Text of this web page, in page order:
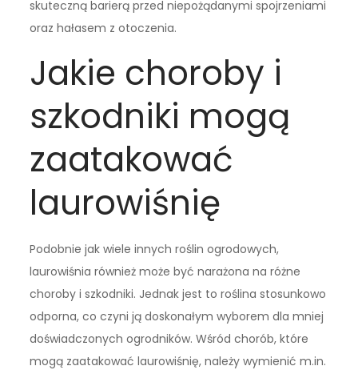
skuteczną barierą przed niepożądanymi spojrzeniami
oraz hałasem z otoczenia.
Jakie choroby i
szkodniki mogą
zaatakować
laurowiśnię
Podobnie jak wiele innych roślin ogrodowych,
laurowiśnia również może być narażona na różne
choroby i szkodniki. Jednak jest to roślina stosunkowo
odporna, co czyni ją doskonałym wyborem dla mniej
doświadczonych ogrodników. Wśród chorób, które
mogą zaatakować laurowiśnię, należy wymienić m.in.